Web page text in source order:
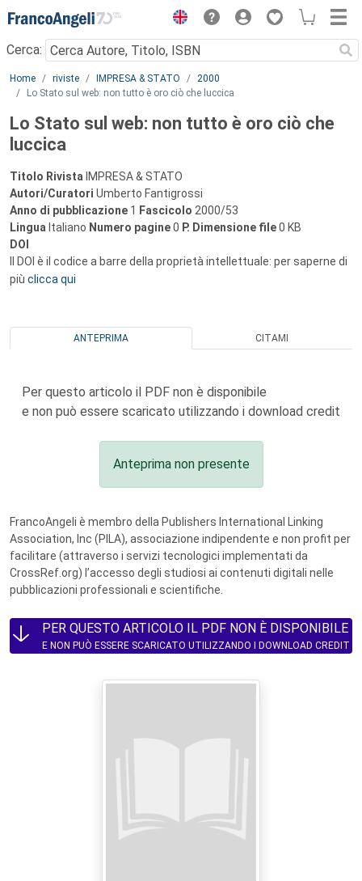
Menu
Cerca:
Main content
Home riviste IMPRESA & STATO
2000
Lo Stato sul web: non tutto è oro ciò che luccica
Lo Stato sul web: non tutto è oro ciò che
luccica
Titolo Rivista IMPRESA & STATO
Autori/Curatori Umberto Fantigrossi
Anno di pubblicazione 1 Fascicolo 2000/53
Lingua Italiano Numero pagine0 P. Dimensione file0 KB
DOI
Il DOI è il codice a barre della proprietà intellettuale: per saperne di
più clicca qui
ANTEPRIMA CITAMI
Per questo articolo il PDF non è disponibile
e non può essere scaricato utilizzando i download credit
Anteprima non presente
FrancoAngeli è membro della Publishers International Linking
Association, Inc (PILA), associazione indipendente e non profit per
facilitare (attraverso i servizi tecnologici implementati da
CrossRef.org) l’accesso degli studiosi ai contenuti digitali nelle
pubblicazioni professionali e scientifiche.
PER QUESTO ARTICOLO IL PDF NON È DISPONIBILE
E NON PUÒ ESSERE SCARICATO UTILIZZANDO I DOWNLOAD CREDIT